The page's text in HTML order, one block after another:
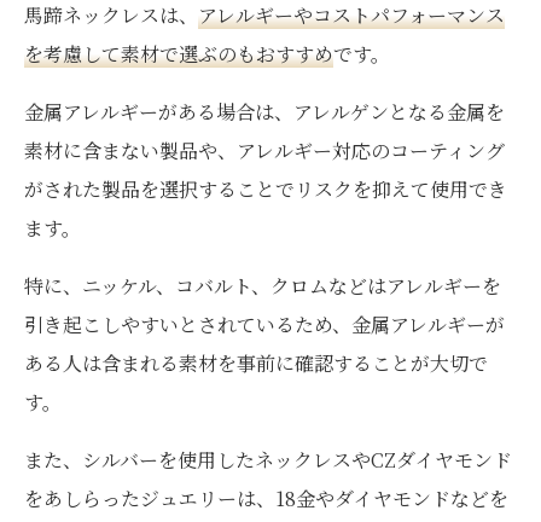
馬蹄ネックレスは、 アレルギーやコストパフォーマンス
を考慮して素材で選ぶのもおすすめです。
金属アレルギーがある場合は、アレルゲンとなる金属を
素材に含まない製品や、アレルギー対応のコーティング
がされた製品を選択することでリスクを抑えて使用でき
ます。
特に、ニッケル、コバルト、クロムなどはアレルギーを
引き起こしやすいとされているため、金属アレルギーが
ある人は含まれる素材を事前に確認することが大切で
す。
また、シルバーを使用したネックレスやCZダイヤモンド
をあしらったジュエリーは、18金やダイヤモンドなどを